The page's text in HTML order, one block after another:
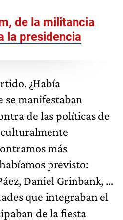
de la militancia
la presidencia
¿Había
se manifestaban
de las políticas de
más
previsto:
Daniel Grinbank, …
que integraban el
de la fiesta